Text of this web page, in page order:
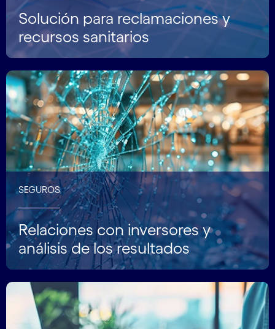
Solución para reclamaciones y
recursos sanitarios
SEGUROS
Relaciones con inversores y
análisis de los resultados